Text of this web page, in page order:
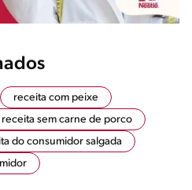
receita com peixe
receita sem carne de porco
do consumidor salgada